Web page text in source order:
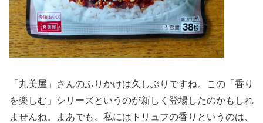
「丸美屋」さんのふりかけは久しぶりですね。この「香り
を楽しむ」シリーズというのが新しく登場したのかもしれ
ませんね。まあでも、私にはトリュフの香りというのは、